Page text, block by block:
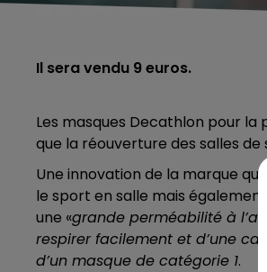
Il sera vendu 9 euros.
Les masques Decathlon pour
que la réouverture des salles
Une innovation de la marque
le sport en salle mais
une «grande perméabilité à
respirer facilement et d’une
d’un masque de catégorie 1.